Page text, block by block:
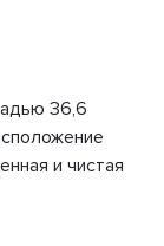
36,6
и чистая